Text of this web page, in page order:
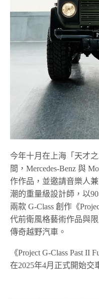
今年十月在上海「天才之
間，Mercedes-Benz 與
作作品，並邀請音樂人
潮的重量級設計師，以
兩款 G-Class 創作《
代前衛風格藝術作品與
傳奇越野汽車。
《Project G-Class Past
在2025年4月正式開始交